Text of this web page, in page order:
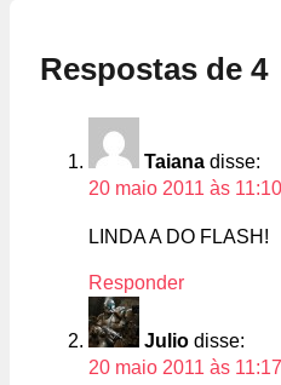
Respostas de 4
Taiana disse:
20 maio 2011 às 11:10
LINDA A DO FLASH!
Responder
Julio disse:
20 maio 2011 às 11:17